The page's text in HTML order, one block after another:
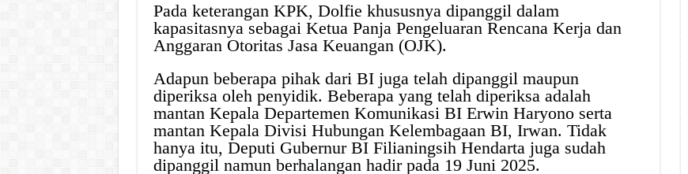
Pada keterangan KPK, Dolfie khususnya dipanggil dalam
kapasitasnya sebagai Ketua Panja Pengeluaran Rencana Kerja dan
Anggaran Otoritas Jasa Keuangan (OJK).
Adapun beberapa pihak dari BI juga telah dipanggil maupun
diperiksa oleh penyidik. Beberapa yang telah diperiksa adalah
mantan Kepala Departemen Komunikasi BI Erwin Haryono serta
mantan Kepala Divisi Hubungan Kelembagaan BI, Irwan. Tidak
hanya itu, Deputi Gubernur BI Filianingsih Hendarta juga sudah
dipanggil namun berhalangan hadir pada 19 Juni 2025.